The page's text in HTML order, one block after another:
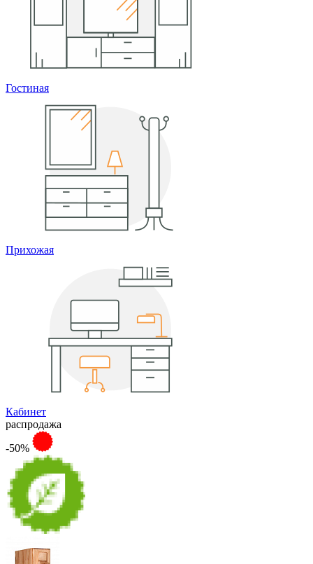
Гостиная
Прихожая
Кабинет
распродажа
-50%